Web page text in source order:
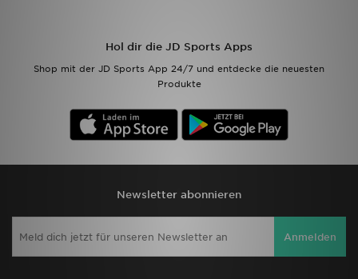
Hol dir die JD Sports Apps
Shop mit der JD Sports App 24/7 und entdecke die neuesten
Produkte
Newsletter abonnieren
Anmelden
Mein JD
Geschenkgutschein